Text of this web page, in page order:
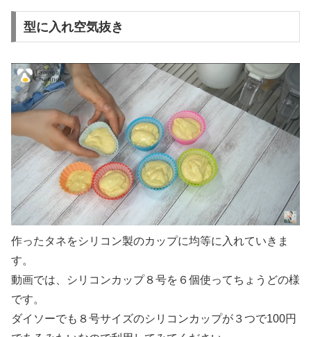
型に入れ空気抜き
作ったタネをシリコン製のカップに均等に入れていきま
す。
動画では、シリコンカップ８号を６個使ってちょうどの様
です。
ダイソーでも８号サイズのシリコンカップが３つで100円